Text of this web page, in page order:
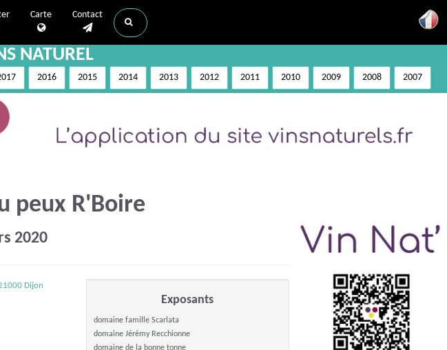
Carte Contact
NATUREL
2016 2015 2014 2013 2012 2011 2010 2009 2008 2007
peux R'Boire
2020
Dijon
Exposants
domaine famille Scarlata
domaine Jérémy Recchionne
domaine de la bonne tonne